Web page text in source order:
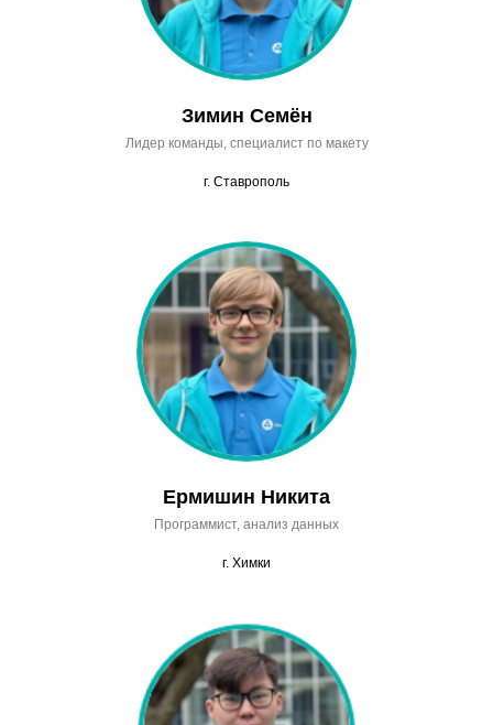
Зимин Семён
Лидер команды, специалист по макету
г. Ставрополь
Ермишин Никита
Программист, анализ данных
г. Химки